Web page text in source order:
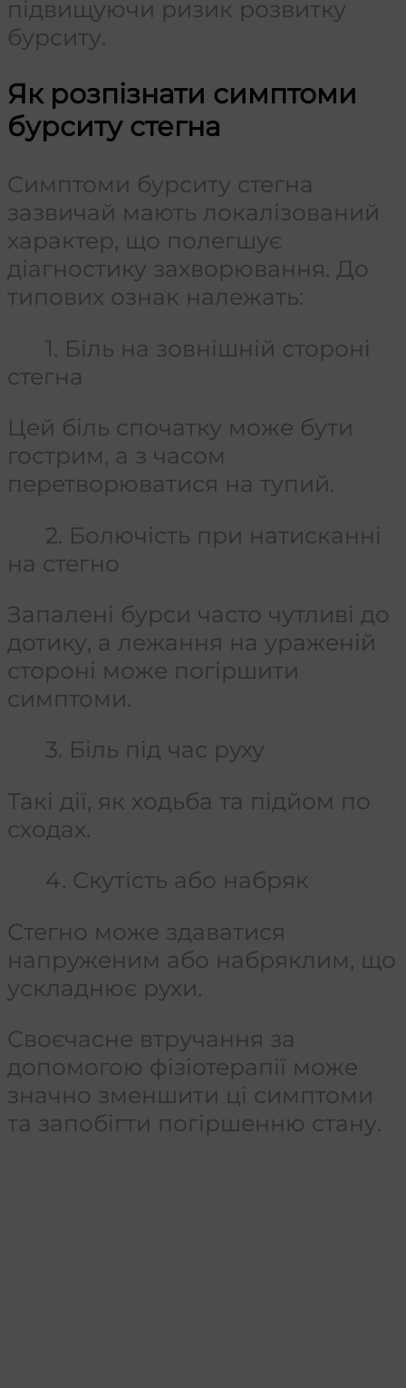
підвищуючи ризик розвитку
бурситу.
Як розпізнати симптоми
бурситу стегна
Симптоми бурситу стегна
зазвичай мають локалізований
характер, що полегшує
діагностику захворювання. До
типових ознак належать:
1. Біль на зовнішній стороні
стегна
Цей біль спочатку може бути
гострим, а з часом
перетворюватися на тупий.
2. Болючість при натисканні
на стегно
Запалені бурси часто чутливі до
дотику, а лежання на ураженій
стороні може погіршити
симптоми.
3. Біль під час руху
Такі дії, як ходьба та підйом по
сходах.
4. Скутість або набряк
Стегно може здаватися
напруженим або набряклим, що
ускладнює рухи.
Своєчасне втручання за
допомогою фізіотерапії може
значно зменшити ці симптоми
та запобігти погіршенню стану.